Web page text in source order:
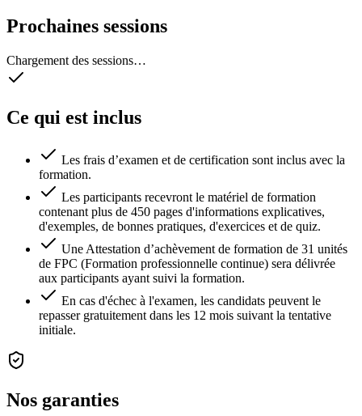
Prochaines sessions
Chargement des sessions…
Ce qui est inclus
Les frais d’examen et de certification sont inclus avec la
formation.
Les participants recevront le matériel de formation
contenant plus de 450 pages d'informations explicatives,
d'exemples, de bonnes pratiques, d'exercices et de quiz.
Une Attestation d’achèvement de formation de 31 unités
de FPC (Formation professionnelle continue) sera délivrée
aux participants ayant suivi la formation.
En cas d'échec à l'examen, les candidats peuvent le
repasser gratuitement dans les 12 mois suivant la tentative
initiale.
Nos garanties